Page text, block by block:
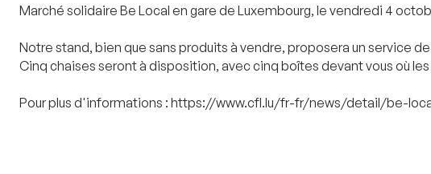
Marché solidaire Be Local en gare de Luxembourg, le vendredi 4
Notre stand, bien que sans produits à vendre, proposera un service
Cinq chaises seront à disposition, avec cinq boîtes devant vous où
Pour plus d'informations : https://www.cfl.lu/fr-fr/news/detail/be-